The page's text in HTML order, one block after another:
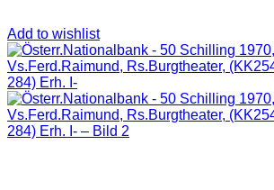
Add to wishlist